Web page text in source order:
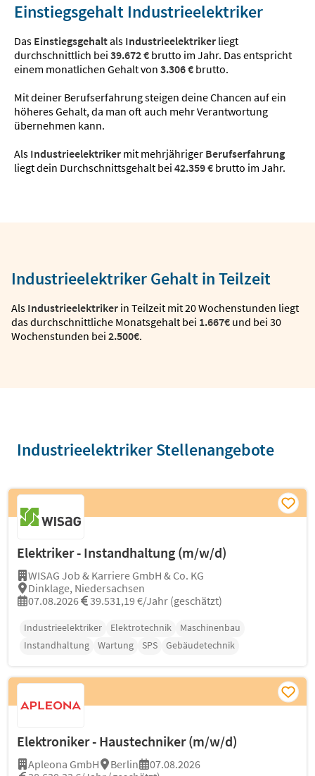
Einstiegsgehalt Industrieelektriker
Das Einstiegsgehaltals Industrieelektriker liegt
durchschnittlich bei 39.672 € brutto im Jahr. Das entspricht
einem monatlichen Gehalt von 3.306 € brutto.
Mit deiner Berufserfahrung steigen deine Chancen auf ein
höheres Gehalt, da man oft auch mehr Verantwortung
übernehmen kann.
Als Industrieelektriker mit mehrjähriger Berufserfahrung
liegt dein Durchschnittsgehalt bei 42.359 € brutto im Jahr.
Industrieelektriker Gehalt in Teilzeit
Als Industrieelektriker in Teilzeit mit 20 Wochenstunden liegt
das durchschnittliche Monatsgehalt bei 1.667€ und bei 30
Wochenstunden bei 2.500€.
Industrieelektriker Stellenangebote
Elektriker - Instandhaltung (m/w/d)
WISAG Job & Karriere GmbH & Co. KG
Dinklage, Niedersachsen
07.08.2026
39.531,19 €/Jahr (geschätzt)
Industrieelektriker Elektrotechnik
Maschinenbau
Instandhaltung
Wartung SPS Gebäudetechnik
Elektroniker - Haustechniker (m/w/d)
Apleona GmbH Berlin
07.08.2026